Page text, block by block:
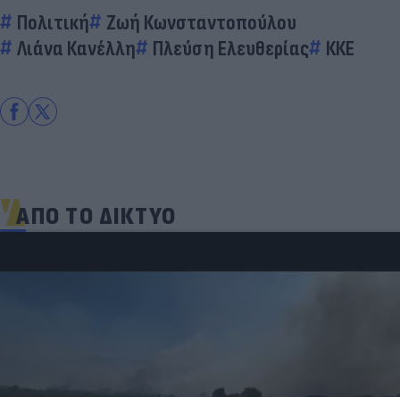
Πολιτική
Ζωή Κωνσταντοπούλου
Λιάνα Κανέλλη
Πλεύση Ελευθερίας ΚΚΕ
ΑΠΟ ΤΟ ΔΙΚΤΥΟ